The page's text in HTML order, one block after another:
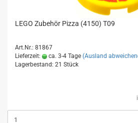
LEGO Zubehör Pizza (4150) T09
Art.Nr.: 81867
Lieferzeit:
ca. 3-4 Tage (Ausland
Lagerbestand: 21 Stück